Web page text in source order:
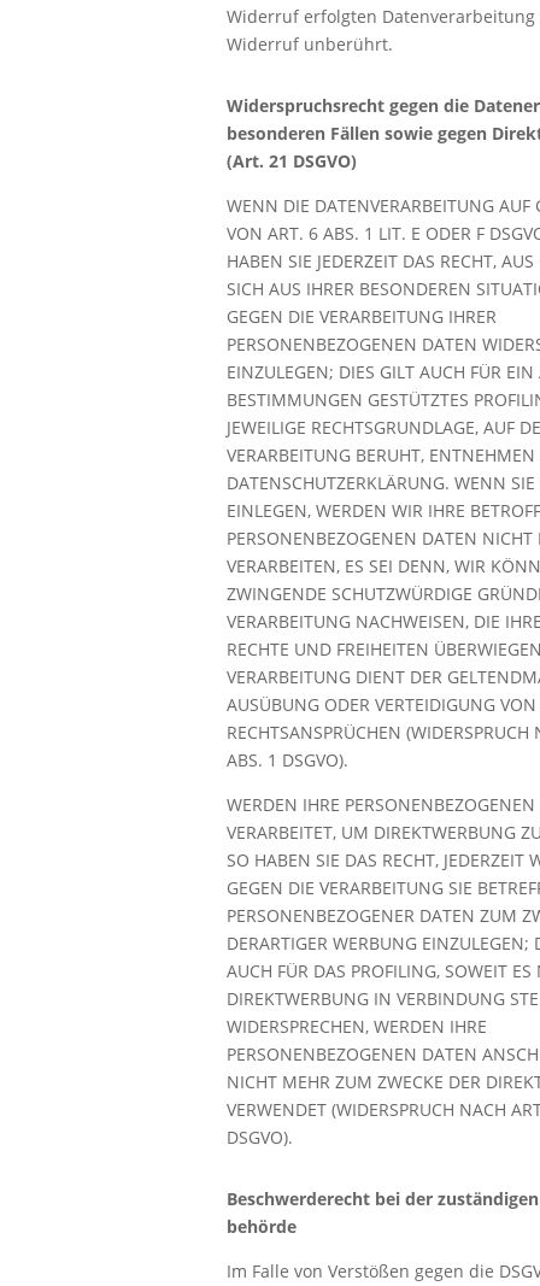
Widerruf erfolgten
Widerruf unberührt.
Widerspruchsrecht gegen die
besonderen Fällen sowie gegen
(Art. 21 DSGVO)
WENN DIE DATENVERARBEITUNG AUF
VON ART. 6 ABS. 1 LIT. E ODER F
HABEN SIE JEDERZEIT DAS RECHT,
SICH AUS IHRER BESONDEREN
GEGEN DIE VERARBEITUNG IHRER
PERSONENBEZOGENEN DATEN
EINZULEGEN; DIES GILT AUCH FÜR EIN
BESTIMMUNGEN GESTÜTZTES
JEWEILIGE RECHTSGRUNDLAGE, AUF
VERARBEITUNG BERUHT, ENTNEHMEN
DATENSCHUTZERKLÄRUNG. WENN SIE
EINLEGEN, WERDEN WIR IHRE
PERSONENBEZOGENEN DATEN NICHT
VERARBEITEN, ES SEI DENN, WIR
ZWINGENDE SCHUTZWÜRDIGE
VERARBEITUNG NACHWEISEN, DIE
RECHTE UND FREIHEITEN
VERARBEITUNG DIENT DER
AUSÜBUNG ODER VERTEIDIGUNG VON
RECHTSANSPRÜCHEN
ABS. 1 DSGVO).
WERDEN IHRE
VERARBEITET, UM DIREKTWERBUNG
SO HABEN SIE DAS RECHT, JEDERZEIT
GEGEN DIE VERARBEITUNG SIE
PERSONENBEZOGENER DATEN ZUM
DERARTIGER WERBUNG EINZULEGEN;
AUCH FÜR DAS PROFILING, SOWEIT ES
DIREKTWERBUNG IN VERBINDUNG
WIDERSPRECHEN, WERDEN IHRE
PERSONENBEZOGENEN DATEN
NICHT MEHR ZUM ZWECKE DER
VERWENDET (WIDERSPRUCH NACH
DSGVO).
Beschwerde­recht bei der
behörde
Im Falle von Verstößen gegen die